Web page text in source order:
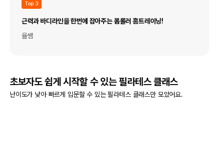
Top 3
근력과 바디라인을 한번에 잡아주는 폼롤러 홈트레이닝!
율쌤
초보자도 쉽게 시작할 수 있는 필라테스 클래스
난이도가 낮아 빠르게 입문할 수 있는 필라테스 클래스만 모았어요.